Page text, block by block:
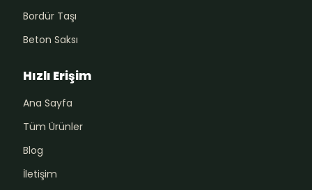
Bordür Taşı
Beton Saksı
Hızlı Erişim
Ana Sayfa
Tüm Ürünler
Blog
İletişim